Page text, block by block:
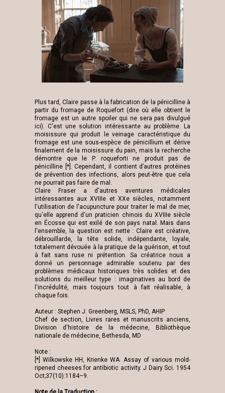
Plus tard, Claire passe à la fabrication de la pénicilline à
partir du fromage de Roquefort (dire où elle obtient le
fromage est un autre spoiler qui ne sera pas divulgué
ici). C'est une solution intéressante au problème. La
moisissure qui produit le veinage caractéristique du
fromage est une sous-espèce de pénicillium et dérive
finalement de la moisissure du pain, mais la recherche
démontre que le P. roqueforti ne produit pas de
pénicilline [*]. Cependant, il contient d’autres protéines
de prévention des infections, alors peut-être que cela
ne pourrait pas faire de mal.
Claire Fraser a d'autres aventures médicales
intéressantes aux XVIIIe et XXe siècles, notamment
l'utilisation de l'acupuncture pour traiter le mal de mer,
qu'elle apprend d'un praticien chinois du XVIIIe siècle
en Écosse qui est exilé de son pays natal. Mais dans
l'ensemble, la question est nette : Claire est créative,
débrouillarde, la tête solide, indépendante, loyale,
totalement dévouée à la pratique de la guérison, et tout
à fait sans ruse ni prétention. Sa créatrice nous a
donné un personnage admirable soutenu par des
problèmes médicaux historiques très solides et des
solutions du meilleur type : imaginatives au bord de
l'incrédulité, mais toujours tout à fait réalisable, à
chaque fois.
Auteur : Stephen J. Greenberg, MSLS, PhD, AHIP
Chef de section, Livres rares et manuscrits anciens,
Division d'histoire de la médecine, Bibliothèque
nationale de médecine, Bethesda, MD
Note :
[*] Wilkowske HH, Krienke WA. Assay of various mold-
ripened cheeses for antibiotic activity. J Dairy Sci. 1954
Oct;37(10):1184–9.